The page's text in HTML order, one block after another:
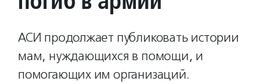
АСИ продолжает публиковать истории
мам, нуждающихся в помощи, и
помогающих им организаций.